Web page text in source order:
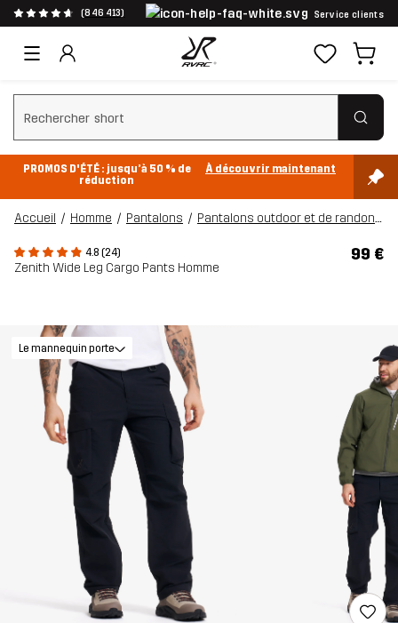
(846 413) Service clients
Effacer la recherche
PROMOS D'ÉTÉ : jusqu’à 50 % de
réduction
À découvrir maintenant
Accueil Homme Pantalons Pantalons outdoor et de randonnée
4.8 (24)
Zenith Wide Leg Cargo Pants Homme
99 €
Le mannequin porte